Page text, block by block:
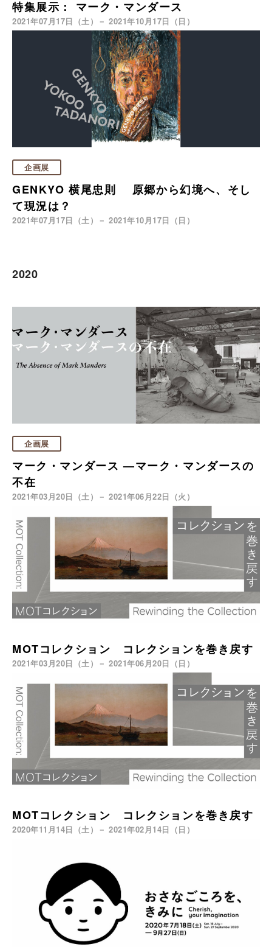
特集展示： マーク・マンダース
2021年07月17日（土）－ 2021年10月17日（日）
企画展
GENKYO 横尾忠則 原郷から幻境へ、そし
て現況は？
2021年07月17日（土）－ 2021年10月17日（日）
2020
企画展
マーク・マンダース —マーク・マンダースの
不在
2021年03月20日（土）－ 2021年06月22日（火）
MOTコレクション コレクションを巻き戻す
2021年03月20日（土）－ 2021年06月20日（日）
MOTコレクション コレクションを巻き戻す
2020年11月14日（土）－ 2021年02月14日（日）